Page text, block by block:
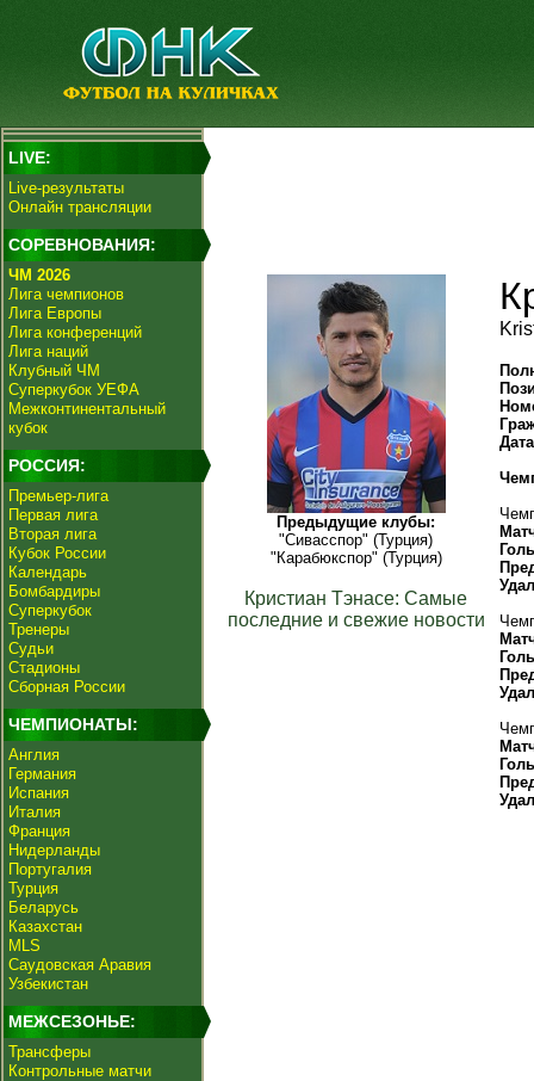
LIVE:
Live-результаты
Онлайн трансляции
СОРЕВНОВАНИЯ:
ЧМ 2026
Лига чемпионов
Лига Европы
Лига конференций
Лига наций
Клубный ЧМ
Суперкубок УЕФА
Межконтинентальный
кубок
РОССИЯ:
Премьер-лига
Первая лига
Вторая лига
Кубок России
Календарь
Бомбардиры
Суперкубок
Тренеры
Судьи
Стадионы
Сборная России
ЧЕМПИОНАТЫ:
Англия
Германия
Испания
Италия
Франция
Нидерланды
Португалия
Турция
Беларусь
Казахстан
MLS
Саудовская Аравия
Узбекистан
МЕЖСЕЗОНЬЕ:
Трансферы
Контрольные матчи
Предыдущие клубы:
"Сивасспор" (Турция)
"Карабюкспор" (Турция)
Кристиан Тэнасе: Самые
последние и свежие новости